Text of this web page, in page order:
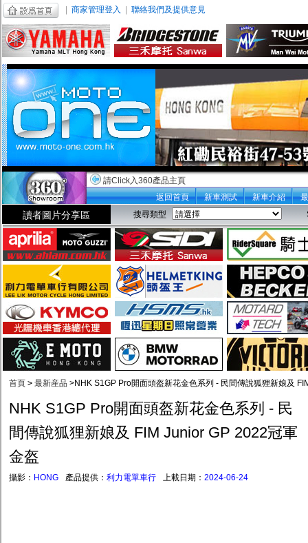
商家管理登入 聯絡我們及提供意見
請Click入360產品主頁
返回首頁
新車測試 新車介紹
讀者圖片分享區 搜尋類型
首頁 > 最新産品 >NHK S1GP Pro開面頭盔新花金色系列 - 民間傳說狐狸新娘及
NHK S1GP Pro開面頭盔新花金色系列 - 民
間傳說狐狸新娘及 FIM Junior GP 2022冠軍
金盔
攝影： HONG 產品提供： 利力電單車行 上載日期： 2024-06-24